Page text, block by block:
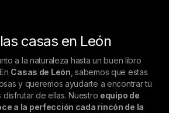
casas en León
a la naturaleza hasta un buen libro
Casas de León , sabemos que estas
y queremos ayudarte a encontrar tu
de ellas. Nuestro equipo de
a la perfección cada rincón de la